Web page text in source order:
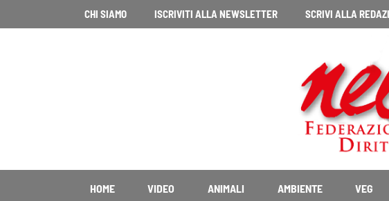
al
CHI SIAMO ISCRIVITI ALLA NEWSLETTER SCRIVI ALLA
HOME VIDEO ANIMALI AMBIENTE VEG